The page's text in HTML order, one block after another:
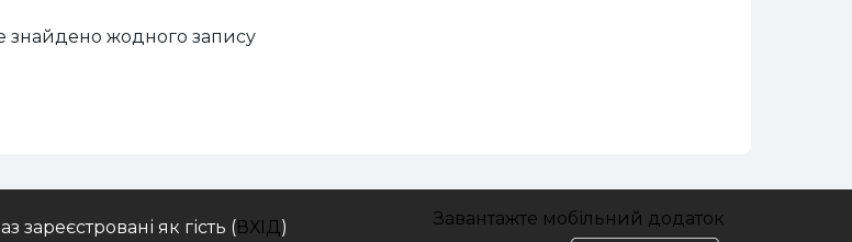
знайдено жодного запису
зареєстровані як гість (ВХІД) Завантажте мобільний додаток